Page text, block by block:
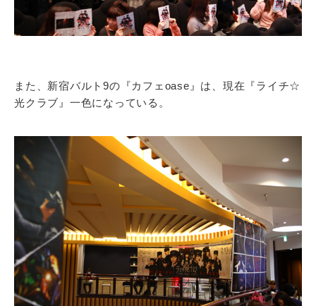
また、新宿バルト9の『カフェoase』は、現在『ライチ☆
光クラブ』一色になっている。